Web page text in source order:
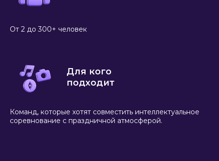
От 2 до 300+ человек
Для кого
подходит
Команд, которые хотят совместить интеллектуальное
соревнование с праздничной атмосферой.